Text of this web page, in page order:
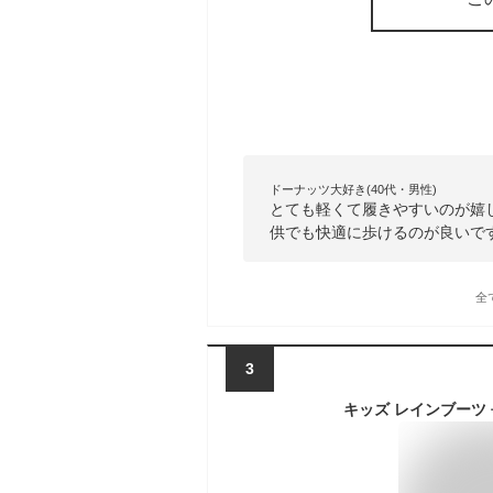
ドーナッツ大好き(40代・男性)
とても軽くて履きやすいのが
供でも快適に歩けるのが良いで
全
3